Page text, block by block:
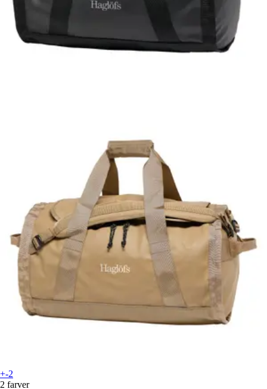
+-2
2 farver